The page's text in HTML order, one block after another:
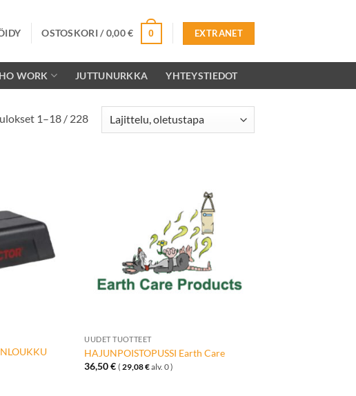
OSTOSKORI /0,00€ 0 EXTRANET
WORK JUTTUNURKKA YHTEYSTIEDOT
1–18 / 228
toivelistalle
UUDET TUOTTEET
HAJUNPOISTOPUSSI Earth Care
36,50€ ( 29,08€alv. 0 )